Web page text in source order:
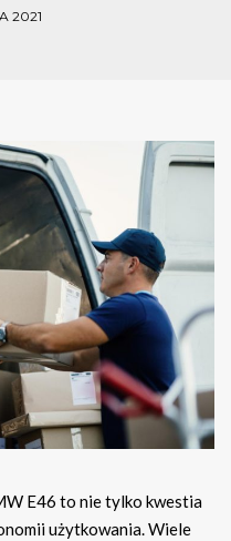
2021
E46 to nie tylko kwestia
użytkowania. Wiele